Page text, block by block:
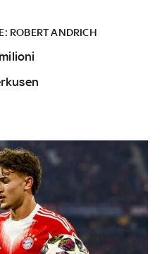
ROBERT ANDRICH